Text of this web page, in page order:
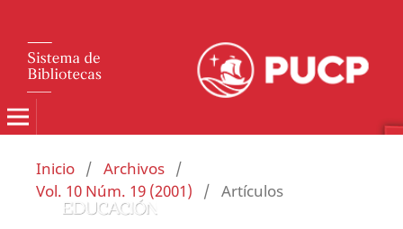
Inicio / Archivos /
Vol. 10 Núm. 19 (2001)
/ Artículos